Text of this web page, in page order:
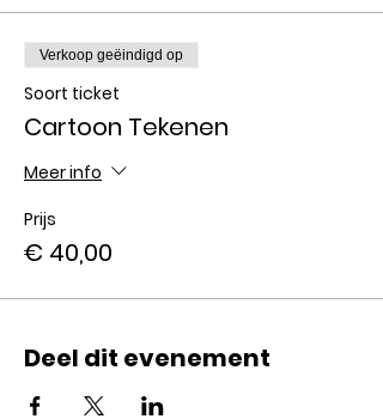
- gebruik van alle materialen: stiftjes,
pennen, papier,...
- Begeleiding tijdens de workshop
- Demonstratie inkleuren
Verkoop geëindigd op
Soort ticket
Cartoon Tekenen
Meer info
Prijs
€ 40,00
Deel dit evenement